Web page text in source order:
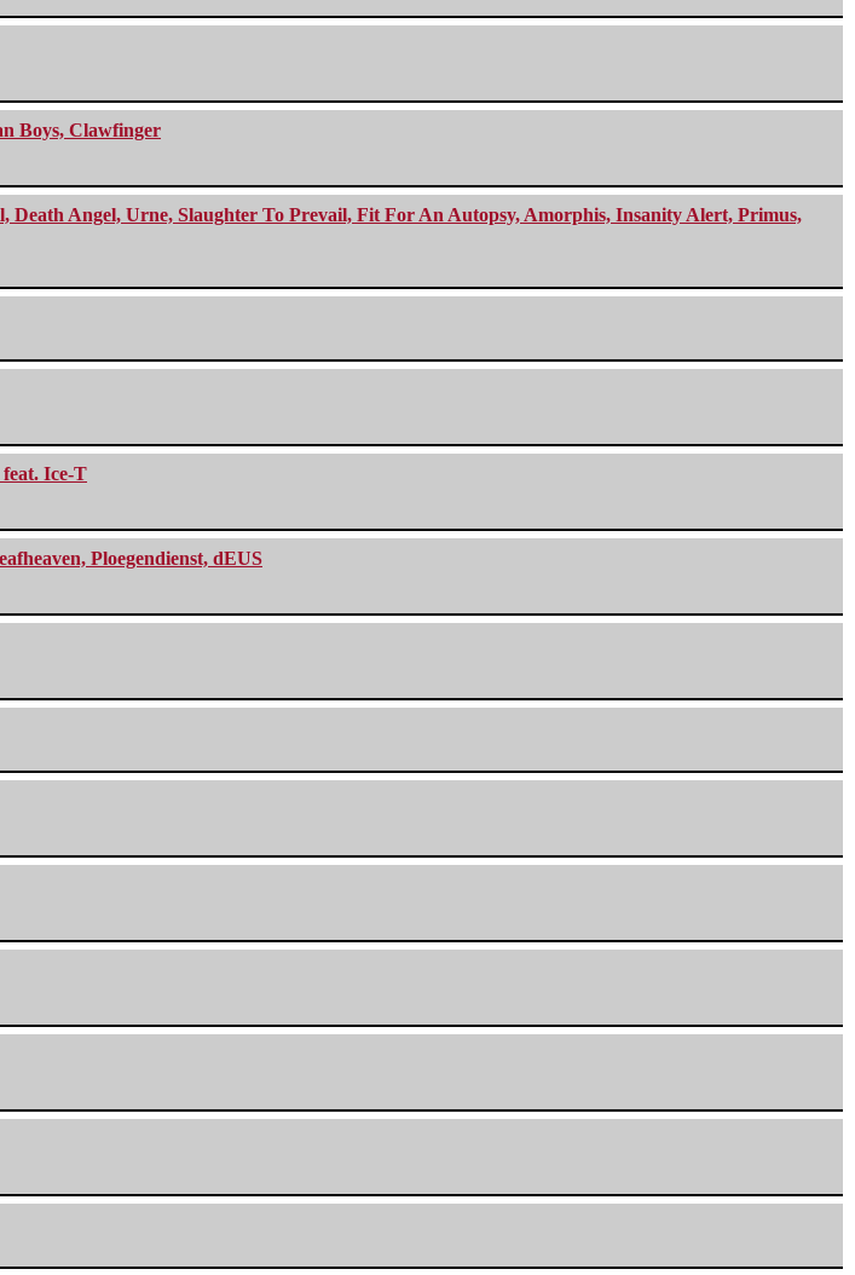
Boys, Clawfinger
Death Angel, Urne, Slaughter To Prevail, Fit For An Autopsy, Amorphis, Insanity Alert, Primus,
Ice-T
Ploegendienst, dEUS